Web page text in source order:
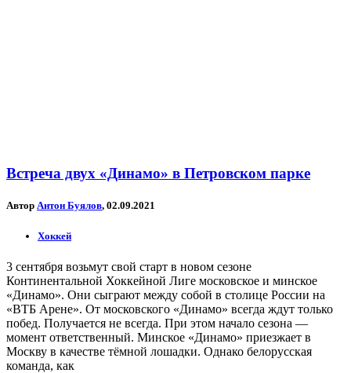
Встреча двух «Динамо» в Петровском парке
Автор Антон Буялов, 02.09.2021
Хоккей
3 сентября возьмут свой старт в новом сезоне
Континентальной Хоккейной Лиге московское и минское
«Динамо». Они сыграют между собой в столице России на
«ВТБ Арене». От московского «Динамо» всегда ждут только
побед. Получается не всегда. При этом начало сезона —
момент ответственный. Минское «Динамо» приезжает в
Москву в качестве тёмной лошадки. Однако белорусская
команда, как